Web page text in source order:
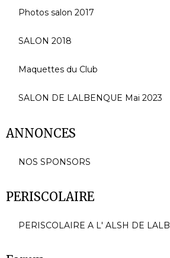
Photos salon 2017
SALON 2018
Maquettes du Club
SALON DE LALBENQUE Mai 2023
ANNONCES
NOS SPONSORS
PERISCOLAIRE
PERISCOLAIRE A L' ALSH DE LALB